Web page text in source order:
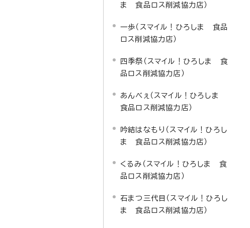
ま 食品ロス削減協力店）
一歩（スマイル！ひろしま 食品
ロス削減協力店）
四季祭（スマイル！ひろしま 食
品ロス削減協力店）
あんべぇ（スマイル！ひろしま
食品ロス削減協力店）
吟結はなもり（スマイル！ひろし
ま 食品ロス削減協力店）
くるみ（スマイル！ひろしま 食
品ロス削減協力店）
石まつ三代目（スマイル！ひろし
ま 食品ロス削減協力店）